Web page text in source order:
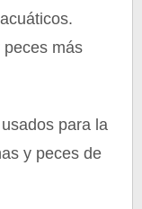
más
para la
y peces de